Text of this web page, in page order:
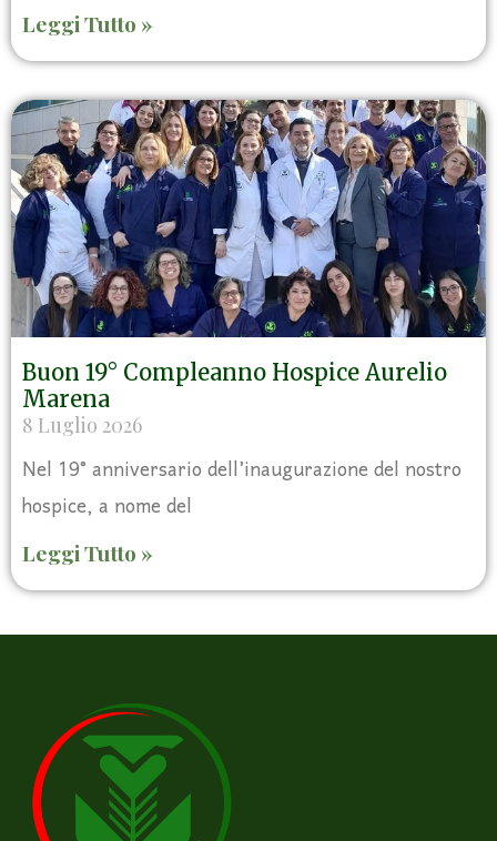
Leggi Tutto »
Buon 19° Compleanno Hospice Aurelio
Marena
8 Luglio 2026
Nel 19° anniversario dell’inaugurazione del nostro
hospice, a nome del
Leggi Tutto »